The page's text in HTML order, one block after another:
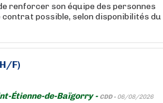
renforcer son équipe des personnes
possible, selon disponibilités du
F)
Étienne-de-Baïgorry - CDD - 06/08/2026